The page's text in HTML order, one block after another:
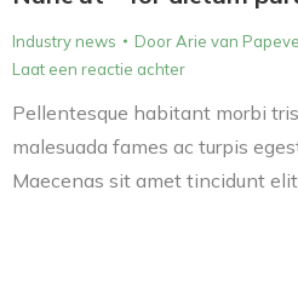
Industry news DoorArie van
Laat een reactie achter
Pellentesque habitant morbi
malesuada fames ac turpis
Maecenas sit amet tincidunt elit.